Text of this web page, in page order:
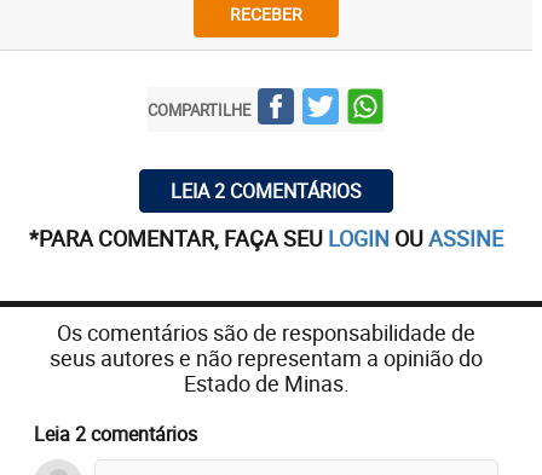
RECEBER
COMPARTILHE
LEIA 2 COMENTÁRIOS
*PARA COMENTAR, FAÇA SEU LOGIN OUASSINE
Os comentários são de responsabilidade de
seus autores e não representam a opinião do
Estado de Minas.
Leia 2 comentários